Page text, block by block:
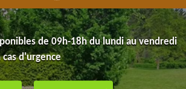
de 09h-18h du lundi au vendredi
d'urgence